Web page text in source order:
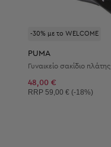
-30% με το WELCOME
PUMA
Γυναικείο σακίδιο πλάτης
48,00 €
Συνιστώμενη τιμή:
RRP 59,00 € (-18%)